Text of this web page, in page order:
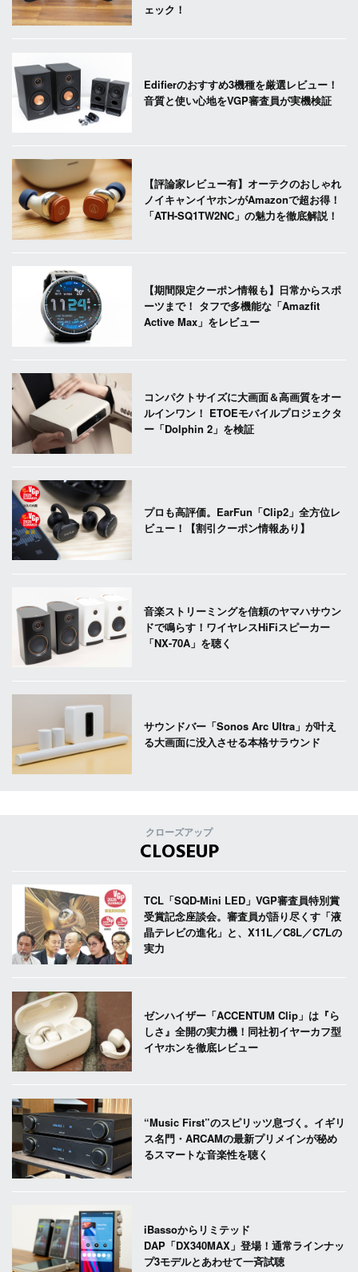
ェック！
Edifierのおすすめ3機種を厳選レビュー！
音質と使い心地をVGP審査員が実機検証
【評論家レビュー有】オーテクのおしゃれ
ノイキャンイヤホンがAmazonで超お得！
「ATH-SQ1TW2NC」の魅力を徹底解説！
【期間限定クーポン情報も】日常からスポ
ーツまで！ タフで多機能な「Amazfit
Active Max」をレビュー
コンパクトサイズに大画面＆高画質をオー
ルインワン！ ETOEモバイルプロジェクタ
ー「Dolphin 2」を検証
プロも高評価。EarFun「Clip2」全方位レ
ビュー！【割引クーポン情報あり】
音楽ストリーミングを信頼のヤマハサウン
ドで鳴らす！ワイヤレスHiFiスピーカー
「NX-70A」を聴く
サウンドバー「Sonos Arc Ultra」が叶え
る大画面に没入させる本格サラウンド
クローズアップ
CLOSEUP
TCL「SQD-Mini LED」VGP審査員特別賞
受賞記念座談会。審査員が語り尽くす「液
晶テレビの進化」と、X11L／C8L／C7Lの
実力
ゼンハイザー「ACCENTUM Clip」は『ら
しさ』全開の実力機！同社初イヤーカフ型
イヤホンを徹底レビュー
“Music First”のスピリッツ息づく。イギリ
ス名門・ARCAMの最新プリメインが秘め
るスマートな音楽性を聴く
iBassoからリミテッド
DAP「DX340MAX」登場！通常ラインナッ
プ3モデルとあわせて一斉試聴